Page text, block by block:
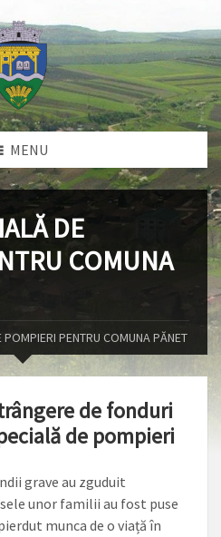
MENU
DE
COMUNA
PENTRU COMUNA PĂNET
de fonduri
de pompieri
grave au zguduit
unor familii au fost puse
munca de o viață în